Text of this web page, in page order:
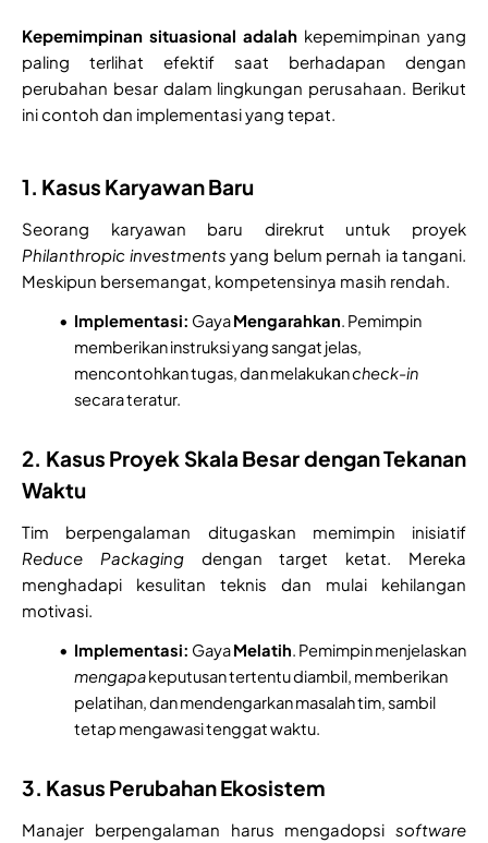
Kepemimpinan situasional adalah kepemimpinan yang
paling terlihat efektif saat berhadapan dengan
perubahan besar dalam lingkungan perusahaan. Berikut
ini contoh dan implementasi yang tepat.
1. Kasus Karyawan Baru
Seorang karyawan baru direkrut untuk proyek
Philanthropic investments yang belum pernah ia tangani.
Meskipun bersemangat, kompetensinya masih rendah.
Implementasi: GayaMengarahkan. Pemimpin
memberikan instruksi yang sangat jelas,
mencontohkan tugas, dan melakukancheck-in
secara teratur.
2. Kasus Proyek Skala Besar dengan Tekanan
Waktu
Tim berpengalaman ditugaskan memimpin inisiatif
Reduce Packagingdengan target ketat. Mereka
menghadapi kesulitan teknis dan mulai kehilangan
motivasi.
Implementasi: GayaMelatih. Pemimpin menjelaskan
mengapakeputusan tertentu diambil, memberikan
pelatihan, dan mendengarkan masalah tim, sambil
tetap mengawasi tenggat waktu.
3. Kasus Perubahan Ekosistem
Manajer berpengalaman harus mengadopsi software